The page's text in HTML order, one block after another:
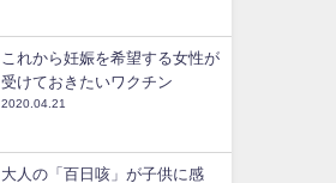
これから妊娠を希望する女性が
受けておきたいワクチン
2020.04.21
大人の「百日咳」が子供に感